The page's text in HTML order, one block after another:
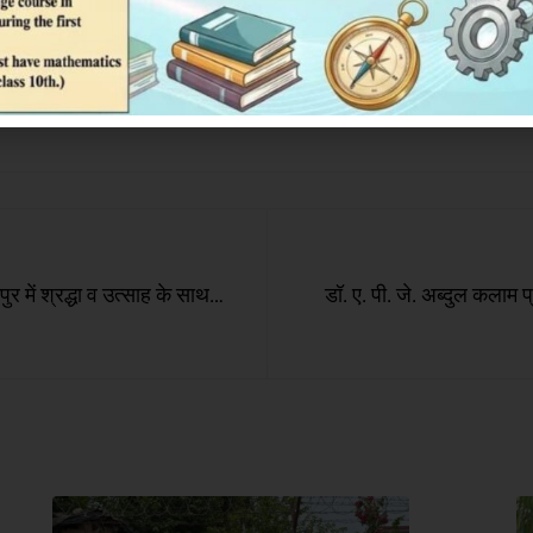
में श्रद्धा व उत्साह के साथ
डॉ. ए. पी. जे. अब्दुल कलाम